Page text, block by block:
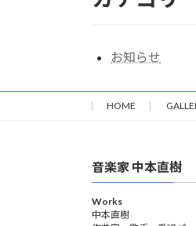
お知らせ
HOME
音楽家 中本直樹
Works
中本直樹